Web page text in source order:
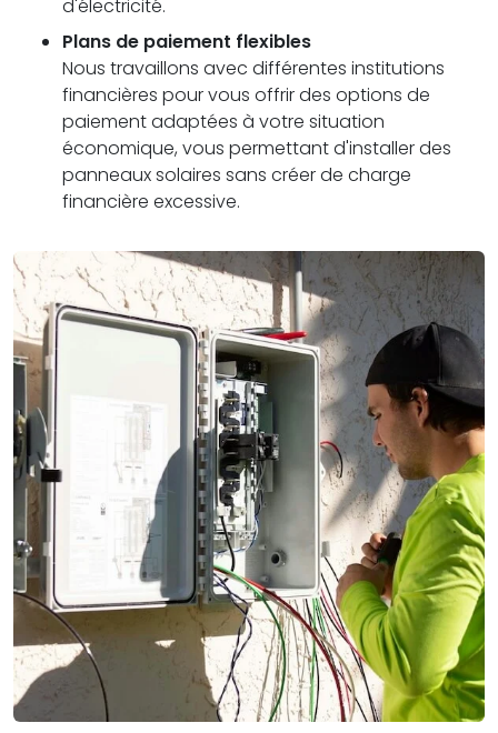
d'électricité.
Plans de paiement flexibles
Nous travaillons avec différentes institutions
financières pour vous offrir des options de
paiement adaptées à votre situation
économique, vous permettant d'installer des
panneaux solaires sans créer de charge
financière excessive.